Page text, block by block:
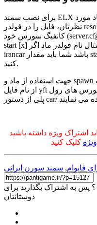
برای نصب سمند ELX برای فایوام کافیست پس از دانلود ماد مورد
نظرتان، فایل را در فولدر resources خود اکسترکت کرده و سپس به
کانفیگ سورس خود (server.cfg) بروید و با توجه به نام سورس مقدار
start [x] را در کانفیگ خود ثبت کنید. برای مثال نام فولدر ماد اگر
irancar باشد شما باید مقدار start irancar را در کانفیگ خود ذخیره
کنید.
جهت استفاده از ماد و spawn کردن آن در محیط بازی خود کافیست
از نام فایل yft داخل ماد استفاده نمایید. معمولا در سورس های رول
اشتراک ویژه داشته باشید
فایوام, سمند سورن ایرانی
به اشتراک بگذارید برای
دوستانتان